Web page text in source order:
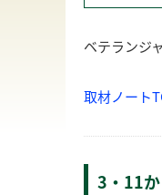
ベテランジ
取材ノート
3・11